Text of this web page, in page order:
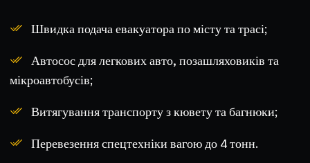
Швидка подача евакуатора по місту та трасі;
Автосос для легкових авто, позашляховиків та
мікроавтобусів;
Витягування транспорту з кювету та багнюки;
Перевезення спецтехніки вагою до 4 тонн.